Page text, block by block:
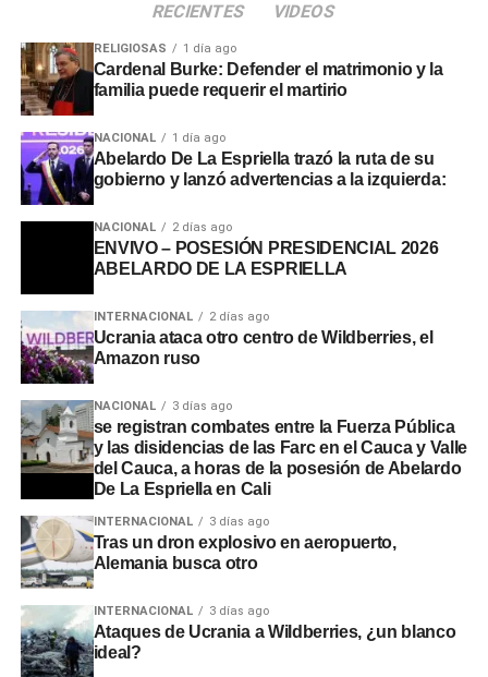
RECIENTES VIDEOS
RELIGIOSAS 1 día ago
Cardenal Burke: Defender el matrimonio y la
familia puede requerir el martirio
NACIONAL 1 día ago
Abelardo De La Espriella trazó la ruta de su
gobierno y lanzó advertencias a la izquierda:
NACIONAL 2 días ago
ENVIVO – POSESIÓN PRESIDENCIAL 2026
ABELARDO DE LA ESPRIELLA
INTERNACIONAL 2 días ago
Ucrania ataca otro centro de Wildberries, el
Amazon ruso
NACIONAL 3 días ago
se registran combates entre la Fuerza Pública
y las disidencias de las Farc en el Cauca y Valle
del Cauca, a horas de la posesión de Abelardo
De La Espriella en Cali
INTERNACIONAL 3 días ago
Tras un dron explosivo en aeropuerto,
Alemania busca otro
INTERNACIONAL 3 días ago
Ataques de Ucrania a Wildberries, ¿un blanco
ideal?